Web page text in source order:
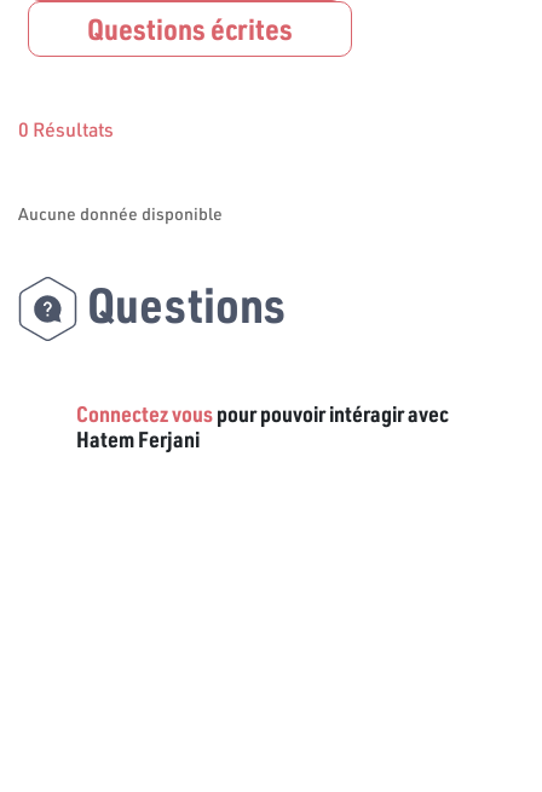
Questions écrites
0 Résultats
Aucune donnée disponible
Questions
Connectez vouspour pouvoir intéragir avec
Hatem Ferjani